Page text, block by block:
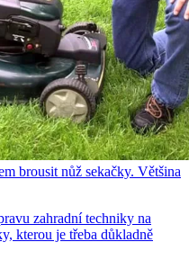
brousit nůž sekačky. Většina
zahradní techniky na
kterou je třeba důkladně